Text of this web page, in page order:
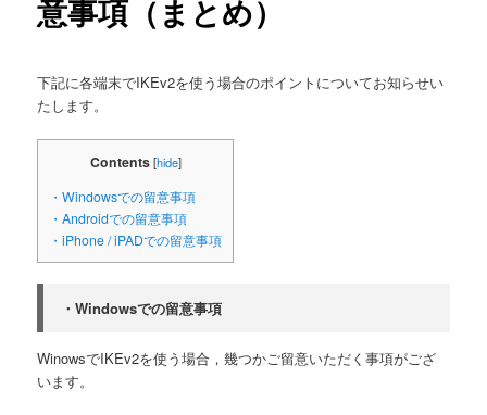
意事項（まとめ）
下記に各端末でIKEv2を使う場合のポイントについてお知らせい
たします。
Contents [hide]
・Windowsでの留意事項
・Androidでの留意事項
・iPhone / iPADでの留意事項
・Windowsでの留意事項
WinowsでIKEv2を使う場合，幾つかご留意いただく事項がござ
います。